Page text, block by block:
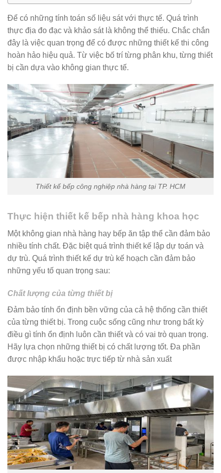
Để có những tính toán số liệu sát với thực tế. Quá trình
thực địa đo đạc và khảo sát là không thể thiếu. Chắc chắn
đây là việc quan trọng để có được những thiết kế thi công
hoàn hảo hiệu quả. Từ việc bố trí từng phân khu, từng thiết
bị cần dựa vào không gian thực tế.
Thiết kế bếp công nghiệp nhà hàng tại TP. HCM
Thực hiện thiết kế bếp nhà hàng khoa học
Một không gian nhà hàng hay bếp ăn tập thể cần đảm bảo
nhiều tính chất. Đặc biệt quá trình thiết kế lập dự toán và
dự trù. Quá trình thiết kế dự trù kế hoạch cần đảm bảo
những yếu tố quan trọng sau:
Chất lượng của từng thiết bị
Đảm bảo tính ổn định bền vững của cả hệ thống cần thiết
của từng thiết bị. Trong cuộc sống cũng như trong bất kỳ
điều gì tính ổn định luôn cần thiết và có vai trò quan trọng.
Hãy lựa chọn những thiết bị có chất lượng tốt. Đa phần
được nhập khẩu hoặc trực tiếp từ nhà sản xuất